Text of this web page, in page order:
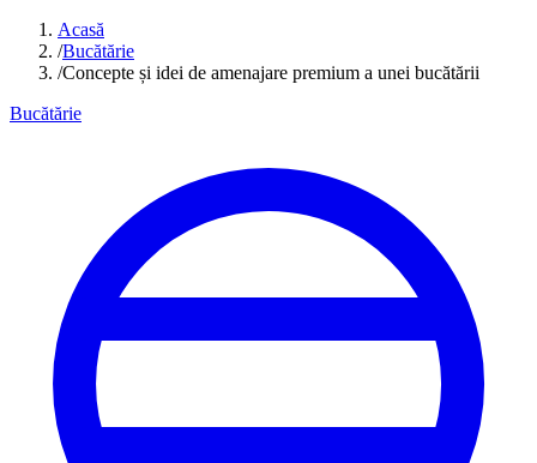
Acasă
/Bucătărie
/Concepte și idei de amenajare premium a unei bucătării
Bucătărie